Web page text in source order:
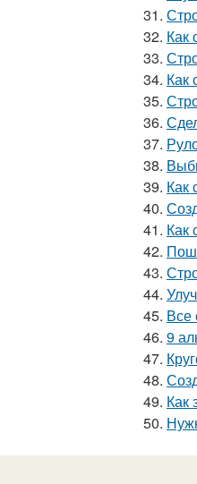
31.
32. Как
33.
34. Как
35.
36.
37.
38.
39. Как
40.
41. Как
42.
43.
44.
45. Все
46. 9
47.
48.
49. Как
50.